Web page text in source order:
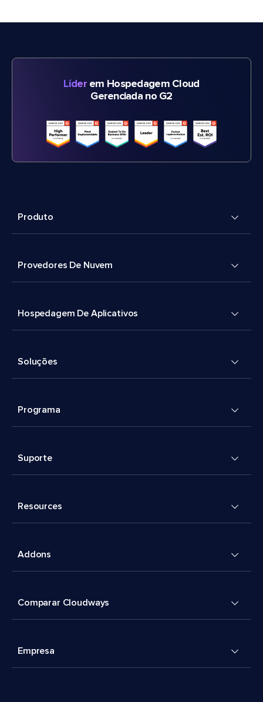
Líderem Hospedagem Cloud
Gerenciada no G2
Produto
Provedores De Nuvem
Hospedagem De Aplicativos
Soluções
Programa
Suporte
Resources
Addons
Comparar Cloudways
Empresa